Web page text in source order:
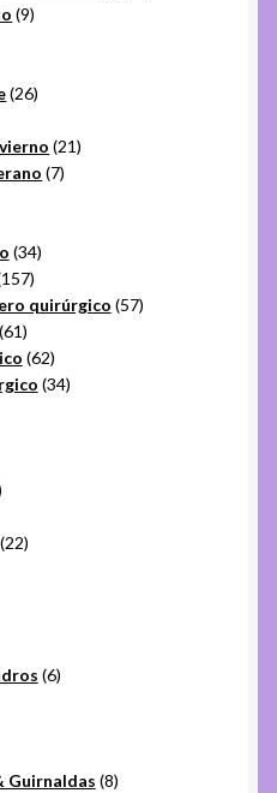
99
2626
2121
77
3434
157157
productos
quirúrgico 5757
6161
productos
6262
productos
3434
2222
66
Guirnaldas 88